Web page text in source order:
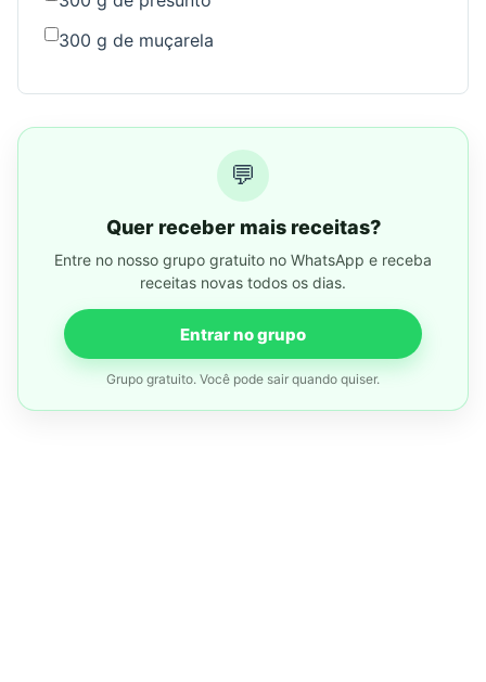
300 g de muçarela
💬
Quer receber mais receitas?
Entre no nosso grupo gratuito no WhatsApp e receba
receitas novas todos os dias.
Entrar no grupo
Grupo gratuito. Você pode sair quando quiser.